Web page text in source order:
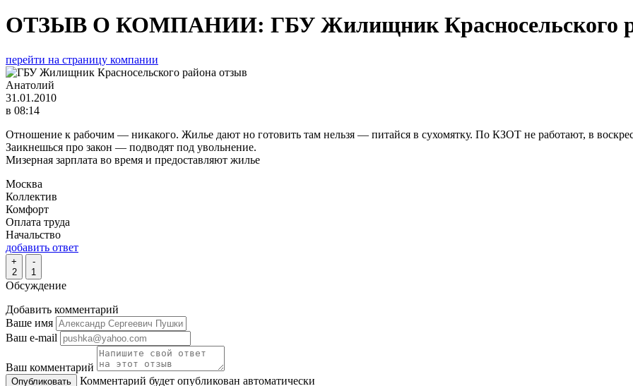
ОТЗЫВ О КОМПАНИИ: ГБУ Жилищник Красносельского
перейти на страницу компании
Анатолий
31.01.2010
в 08:14
Отношение к рабочим — никакого. Жилье дают но готовить там нельзя — питайся в сухомятку. По КЗОТ не работают, в
Заикнешься про закон — подводят под увольнение.
Мизерная зарплата во время и предоставляют жилье
Москва
Коллектив
Комфорт
Оплата труда
Начальство
добавить ответ
+
2
-
1
Обсуждение
Добавить комментарий
Ваше имя
Ваш e-mail
Ваш комментарий
Комментарий будет опубликован автоматически